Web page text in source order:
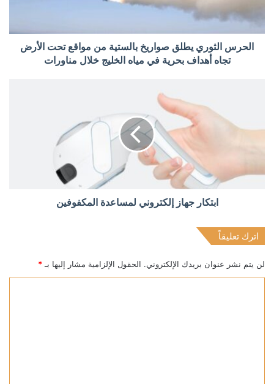
الحرس الثوري يطلق صواريخ بالستية من مواقع تحت الأرض
تجاه أهداف بحرية في مياه الخليج خلال مناورات
ابتكار جهاز إلكتروني لمساعدة المكفوفين
اترك تعليقاً
لن يتم نشر عنوان بريدك الإلكتروني. الحقول الإلزامية مشار إليها بـ *